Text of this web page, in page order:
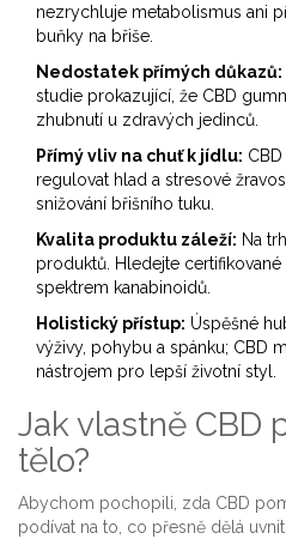
nezrychluje metabolismus ani
buňky na břiše.
Nedostatek přímých důkazů:
studie prokazující, že CBD
zhubnutí u zdravých jedinců.
Přímý vliv na chuť k jídlu:
regulovat hlad a stresové
snižování břišního tuku.
Kvalita produktu záleží: Na
produktů. Hledejte
spektrem kanabinoidů.
Holistický přístup: Úspěšné
výživy, pohybu a spánku; CBD
nástrojem pro lepší životní styl.
Jak vlastně CBD
tělo?
Abychom pochopili, zda CBD
podívat na to, co přesně dělá